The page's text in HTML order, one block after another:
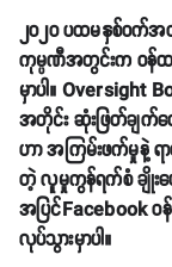
၂၀၂၀ ပထမနှစ်ဝက်
ကုမ္ပဏီအတွင်းက ဝန်
မှာပါ။ Oversight
အတိုင်း ဆုံးဖြတ်ချ
ဟာ အကြမ်းဖက်မှုနဲ့ ရ
တဲ့ လူမှုကွန်ရက်စံ ချိုးဖ
အပြင်Facebook ဝ
လုပ်သွားမှာပါ။